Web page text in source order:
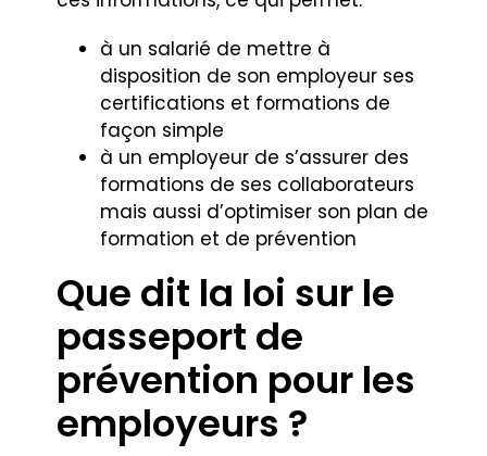
à un salarié de mettre à
disposition de son employeur ses
certifications et formations de
façon simple
à un employeur de s’assurer des
formations de ses collaborateurs
mais aussi d’optimiser son plan de
formation et de prévention
Que dit la loi sur le
passeport de
prévention pour les
employeurs ?